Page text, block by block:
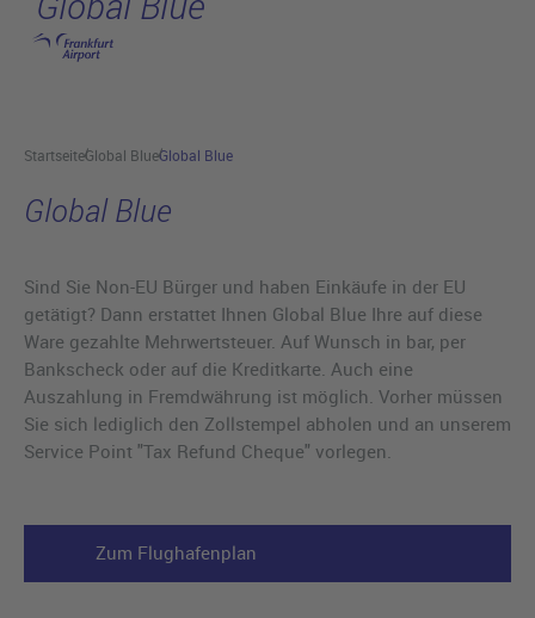
Hauptinhalt anspringen
StartseiteGlobal BlueGlobal Blue
Global Blue
Sind Sie Non-EU Bürger und haben Einkäufe in der EU
getätigt? Dann erstattet Ihnen Global Blue Ihre auf diese
Ware gezahlte Mehrwertsteuer. Auf Wunsch in bar, per
Bankscheck oder auf die Kreditkarte. Auch eine
Auszahlung in Fremdwährung ist möglich. Vorher müssen
Sie sich lediglich den Zollstempel abholen und an unserem
Service Point "Tax Refund Cheque" vorlegen.
Zum Flughafenplan